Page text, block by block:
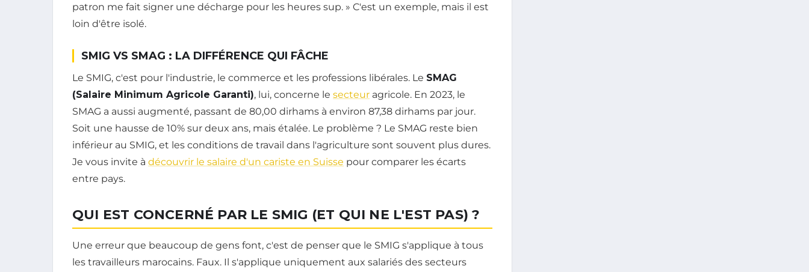
patron me fait signer une décharge pour les heures sup. » C'est un exemple, mais il est
loin d'être isolé.
SMIG VS SMAG : LA DIFFÉRENCE QUI FÂCHE
Le SMIG, c'est pour l'industrie, le commerce et les professions libérales. Le SMAG
(Salaire Minimum Agricole Garanti), lui, concerne le secteur agricole. En 2023, le
SMAG a aussi augmenté, passant de 80,00 dirhams à environ 87,38 dirhams par jour.
Soit une hausse de 10% sur deux ans, mais étalée. Le problème ? Le SMAG reste bien
inférieur au SMIG, et les conditions de travail dans l'agriculture sont souvent plus dures.
Je vous invite à découvrir le salaire d'un cariste en Suisse pour comparer les écarts
entre pays.
QUI EST CONCERNÉ PAR LE SMIG (ET QUI NE L'EST PAS) ?
Une erreur que beaucoup de gens font, c'est de penser que le SMIG s'applique à tous
les travailleurs marocains. Faux. Il s'applique uniquement aux salariés des secteurs